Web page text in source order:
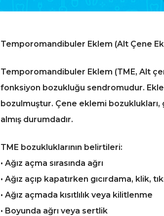
Temporomandibuler Eklem (Alt Çene
Temporomandibuler Eklem (TME, Alt
fonksiyon bozukluğu sendromudur.
bozulmuştur. Çene eklemi bozuklukları,
almış durumdadır.
TME bozukluklarının belirtileri:
• Ağız açma sırasında ağrı
• Ağız açıp kapatırken gıcırdama, klik,
• Ağız açmada kısıtlılık veya kilitlenme
• Boyunda ağrı veya sertlik